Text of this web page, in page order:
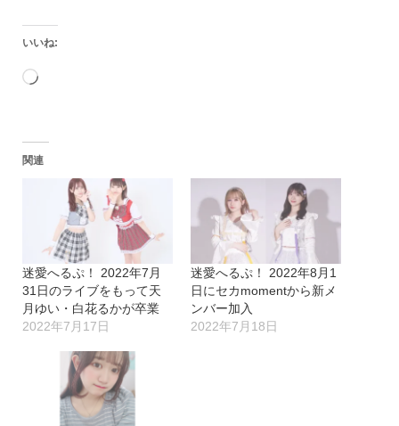
いいね:
読
込
中…
関連
迷愛へるぷ！ 2022年7月
31日のライブをもって天
月ゆい・白花るかが卒業
2022年7月17日
迷愛へるぷ！ 2022年8月1
日にセカmomentから新メ
ンバー加入
2022年7月18日